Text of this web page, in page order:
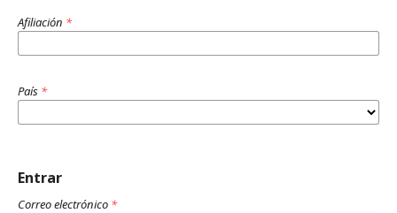
Afiliación *
País *
Entrar
Correo electrónico *